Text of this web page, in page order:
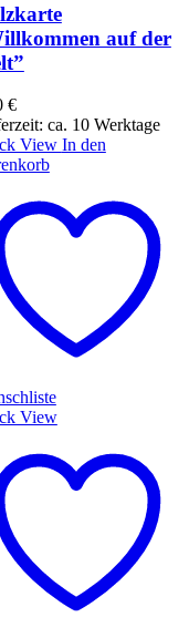
auf der
€
ca. 10 Werktage
View In den
View